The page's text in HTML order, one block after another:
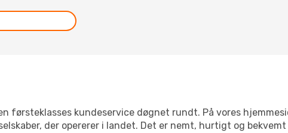
førsteklasses kundeservice døgnet rundt. På vores
der opererer i landet. Det er nemt, hurtigt og